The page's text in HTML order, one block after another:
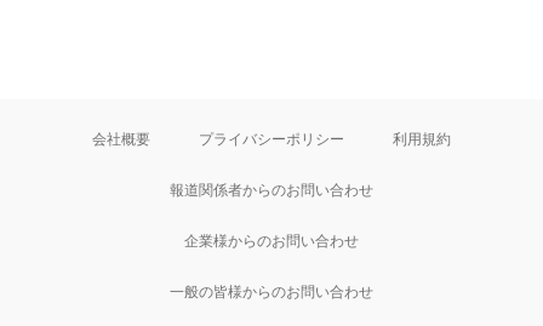
会社概要 プライバシーポリシー 利用規約
報道関係者からのお問い合わせ
企業様からのお問い合わせ
一般の皆様からのお問い合わせ